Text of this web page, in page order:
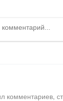
комментариев,